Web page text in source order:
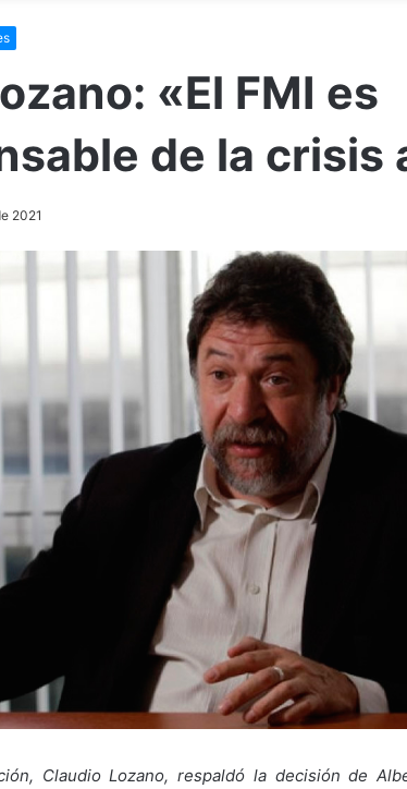
«El FMI es
de la crisis
2021
Claudio Lozano, respaldó la decisión de